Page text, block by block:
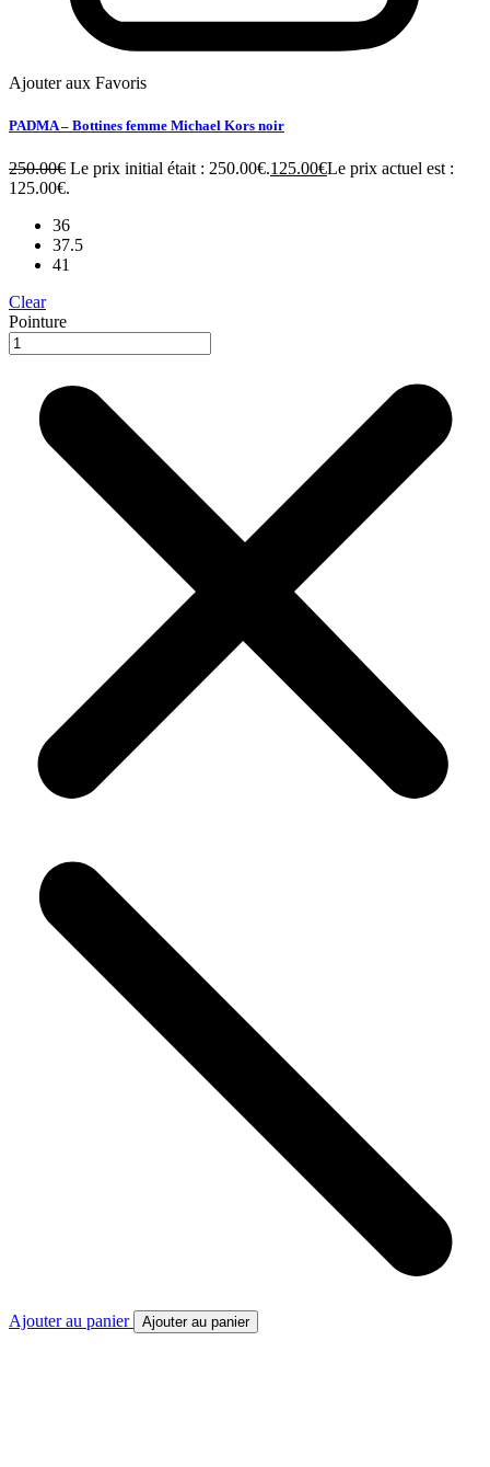
Ajouter aux Favoris
PADMA – Bottines femme Michael Kors noir
250.00€ Le prix initial était : 250.00€.125.00€Le prix actuel est :
125.00€.
36
37.5
41
Clear
Pointure
Ajouter au panier Ajouter au panier